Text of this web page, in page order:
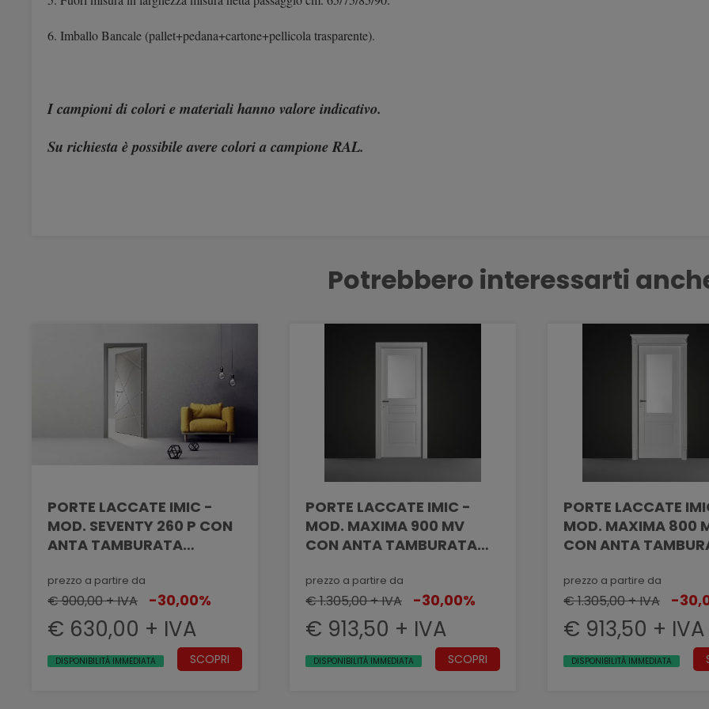
6. Imballo Bancale (pallet+pedana+cartone+pellicola trasparente).
I campioni di colori e materiali hanno valore indicativo.
Su richiesta è possibile avere colori a campione RAL.
Potrebbero interessarti
PORTE LACCATE IMIC -
MOD. SEVENTY 260 P CON
ANTA TAMBURATA
DIAGONALI
prezzo a partire da
€ 900,00 + IVA -30,00%
€ 630,00 + IVA
DISPONIBILITÀ IMMEDIATA SCOPRI
PORTE LACCATE IMIC -
MOD. MAXIMA 900 MV
CON ANTA TAMBURATA
MASSELLATO CON VANO
VETRO
prezzo a partire da
€ 1.305,00 + IVA -30,00%
€ 913,50 + IVA
DISPONIBILITÀ IMMEDIATA SCOPRI
PORTE LACCATE
MOD. MAXIMA 800 MV
CON ANTA
MASSELLATO CON
VETRO
prezzo a partire da
€ 1.305,00 + IVA -
€ 913,50 + IVA
DISPONIBILITÀ IMMEDIATA